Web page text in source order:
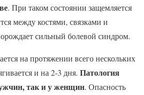
. При таком состоянии защемляется
между костями, связками и
сильный болевой синдром.
на протяжении всего нескольких
и на 2-3 дня. Патология
так и у женщин. Опасность